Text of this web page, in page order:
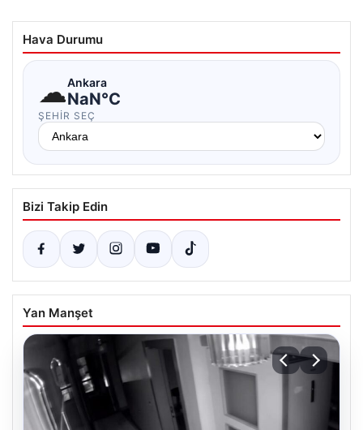
Hava Durumu
☁Ankara
NaN°C
ŞEHIR SEÇ
Bizi Takip Edin
Yan Manşet